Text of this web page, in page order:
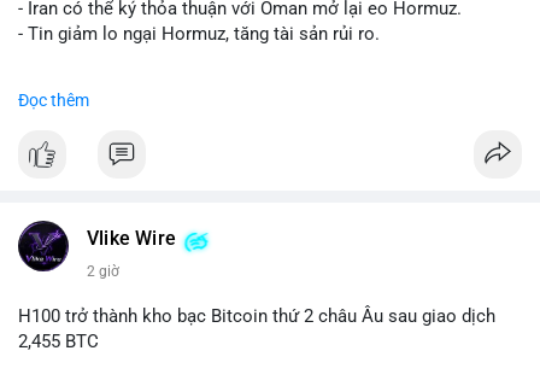
- Iran có thể ký thỏa thuận với Oman mở lại eo Hormuz.
- Tin giảm lo ngại Hormuz, tăng tài sản rủi ro.
📰 Nguồn: CoinDesk
Đọc thêm
Vlike Wire
2 giờ
H100 trở thành kho bạc Bitcoin thứ 2 châu Âu sau giao dịch
2,455 BTC